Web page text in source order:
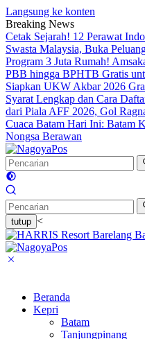
Langsung ke konten
Breaking News
Cetak Sejarah! 12 Perawat
Swasta Malaysia, Buka
Program 3 Juta Rumah!
PBB hingga BPHTB Gratis
Siapkan UKW Akbar 2026
Syarat Lengkap dan Cara
dari Piala AFF 2026, Gol
Cuaca Batam Hari Ini: Batam
Nongsa Berawan
tutup <
Beranda
Kepri
Batam
Tanjungpinang